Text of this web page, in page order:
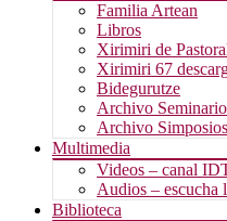
Familia Artean
Libros
Xirimiri de
Xirimiri 67
Bidegurutze
Archivo
Archivo Simposios
Multimedia
Videos – canal
Audios – escucha
Biblioteca